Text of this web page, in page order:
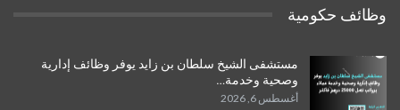
وظائف حكومية
مستشفى الشيخ سلطان بن زايد يوفر وظائف إدارية
وصحية وخدمة…
أغسطس 6, 2026